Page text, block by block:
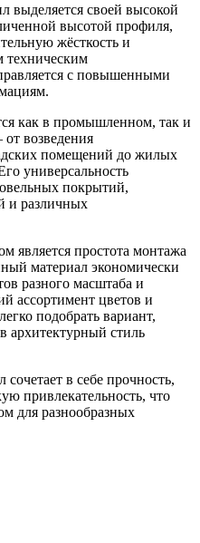
выделяется своей высокой
высотой профиля,
жёсткость и
техническим
с повышенными
как в промышленном, так и
возведения
помещений до жилых
универсальность
покрытий,
и различных
является простота монтажа
материал экономически
разного масштаба и
ассортимент цветов и
подобрать вариант,
архитектурный стиль
в себе прочность,
привлекательность, что
для разнообразных